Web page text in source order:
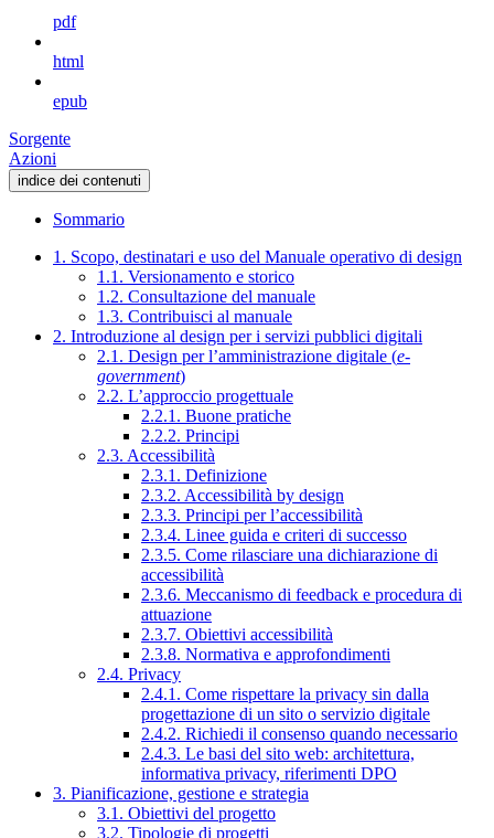
pdf
html
epub
Sorgente
Azioni
indice dei contenuti
Sommario
1. Scopo, destinatari e uso del Manuale operativo di design
1.1. Versionamento e storico
1.2. Consultazione del manuale
1.3. Contribuisci al manuale
2. Introduzione al design per i servizi pubblici digitali
2.1. Design per l’amministrazione digitale (e-
government)
2.2. L’approccio progettuale
2.2.1. Buone pratiche
2.2.2. Principi
2.3. Accessibilità
2.3.1. Definizione
2.3.2. Accessibilità by design
2.3.3. Principi per l’accessibilità
2.3.4. Linee guida e criteri di successo
2.3.5. Come rilasciare una dichiarazione di
accessibilità
2.3.6. Meccanismo di feedback e procedura di
attuazione
2.3.7. Obiettivi accessibilità
2.3.8. Normativa e approfondimenti
2.4. Privacy
2.4.1. Come rispettare la privacy sin dalla
progettazione di un sito o servizio digitale
2.4.2. Richiedi il consenso quando necessario
2.4.3. Le basi del sito web: architettura,
informativa privacy, riferimenti DPO
3. Pianificazione, gestione e strategia
3.1. Obiettivi del progetto
3.2. Tipologie di progetti